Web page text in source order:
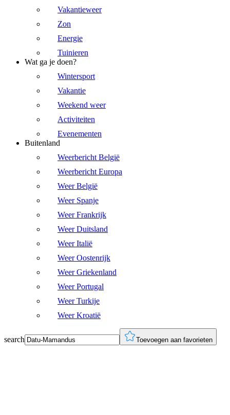
Vakantieweer
Zon
Energie
Tuinieren
Wat ga je doen?
Wintersport
Vakantie
Weekend weer
Activiteiten
Evenementen
Buitenland
Weerbericht België
Weerbericht Europa
Weer België
Weer Spanje
Weer Frankrijk
Weer Duitsland
Weer Italië
Weer Oostenrijk
Weer Griekenland
Weer Portugal
Weer Turkije
Weer Kroatië
search Toevoegen aan favorieten